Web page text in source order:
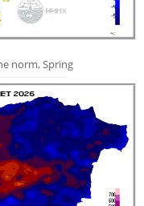
norm, Spring